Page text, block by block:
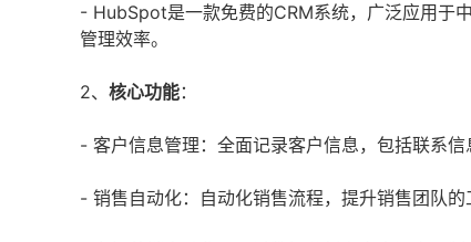
- HubSpot是一款免费的CRM系统，广泛应用于
管理效率。
2、 核心功能：
- 客户信息管理：全面记录客户信息，包括联系信
- 销售自动化：自动化销售流程，提升销售团队的